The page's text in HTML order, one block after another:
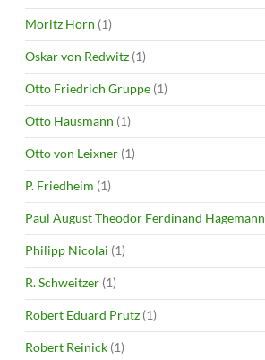
Moritz Horn (1)
Oskar von Redwitz (1)
Otto Friedrich Gruppe (1)
Otto Hausmann (1)
Otto von Leixner (1)
P. Friedheim (1)
Paul August Theodor Ferdinand Hagemann
Philipp Nicolai (1)
R. Schweitzer (1)
Robert Eduard Prutz (1)
Robert Reinick (1)